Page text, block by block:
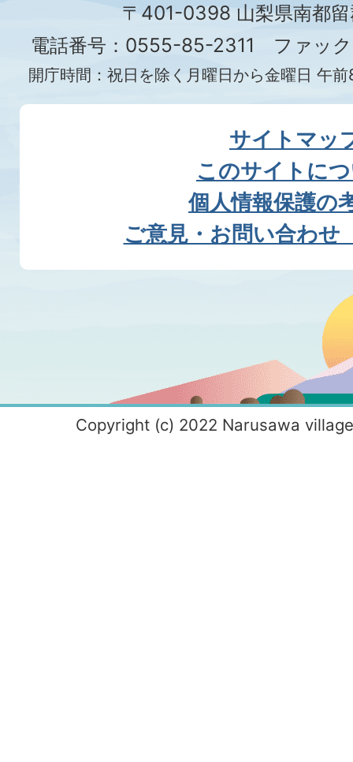
〒401-0398 山梨県南都
電話番号：0555-85-2311 ファッ
開庁時間：祝日を除く月曜日から金曜日 午
サイトマッ
このサイトに
個人情報保護の
ご意見・お問い合わせ
Copyright (c) 2022 Narusawa